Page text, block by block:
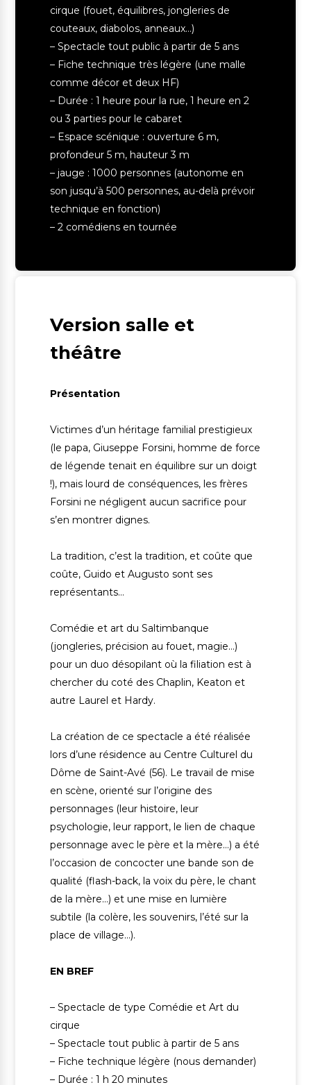
cirque (fouet, équilibres, jongleries de
couteaux, diabolos, anneaux…)
– Spectacle tout public à partir de 5 ans
– Fiche technique très légère (une malle
comme décor et deux HF)
– Durée : 1 heure pour la rue, 1 heure en 2
ou 3 parties pour le cabaret
– Espace scénique : ouverture 6 m,
profondeur 5 m, hauteur 3 m
– jauge : 1000 personnes (autonome en
son jusqu’à 500 personnes, au-delà prévoir
technique en fonction)
– 2 comédiens en tournée
Version salle et
théâtre
Présentation
Victimes d’un héritage familial prestigieux
(le papa, Giuseppe Forsini, homme de force
de légende tenait en équilibre sur un doigt
!), mais lourd de conséquences, les frères
Forsini ne négligent aucun sacrifice pour
s’en montrer dignes.
La tradition, c’est la tradition, et coûte que
coûte, Guido et Augusto sont ses
représentants…
Comédie et art du Saltimbanque
(jongleries, précision au fouet, magie…)
pour un duo désopilant où la filiation est à
chercher du coté des Chaplin, Keaton et
autre Laurel et Hardy.
La création de ce spectacle a été réalisée
lors d’une résidence au Centre Culturel du
Dôme de Saint-Avé (56). Le travail de mise
en scène, orienté sur l’origine des
personnages (leur histoire, leur
psychologie, leur rapport, le lien de chaque
personnage avec le père et la mère…) a été
l’occasion de concocter une bande son de
qualité (flash-back, la voix du père, le chant
de la mère…) et une mise en lumière
subtile (la colère, les souvenirs, l’été sur la
place de village…).
EN BREF
– Spectacle de type Comédie et Art du
cirque
– Spectacle tout public à partir de 5 ans
– Fiche technique légère (nous demander)
– Durée : 1 h 20 minutes